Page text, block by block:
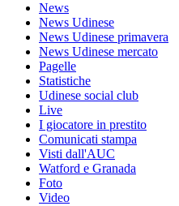
News
News Udinese
News Udinese primavera
News Udinese mercato
Pagelle
Statistiche
Udinese social club
Live
I giocatore in prestito
Comunicati stampa
Visti dall'AUC
Watford e Granada
Foto
Video